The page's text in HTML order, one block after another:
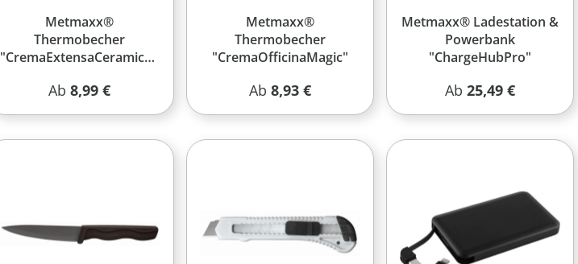
Metmaxx®
Thermobecher
"CremaExtensaCeramica+
Regulärer Preis:
Ab8,99 €
Metmaxx®
Thermobecher
"CremaOfficinaMagic"
Regulärer Preis:
Ab 8,93 €
Metmaxx® Ladestation &
Powerbank
"ChargeHubPro"
Regulärer Preis:
Ab 25,49 €